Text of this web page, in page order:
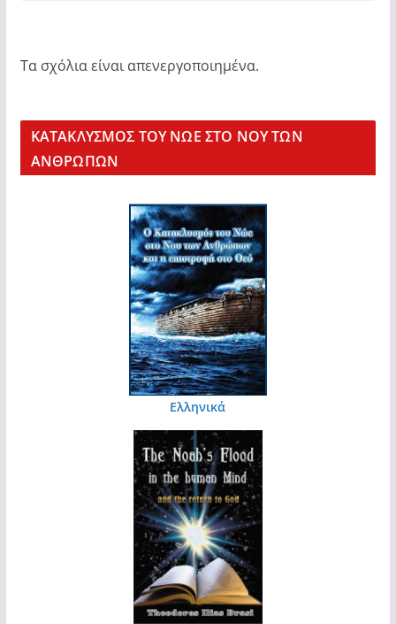
Τα σχόλια είναι απενεργοποιημένα.
KΑΤΑΚΛΥΣΜΟΣ ΤΟΥ ΝΩΕ ΣΤΟ ΝΟΥ ΤΩΝ
ΑΝΘΡΩΠΩΝ
Ελληνικά